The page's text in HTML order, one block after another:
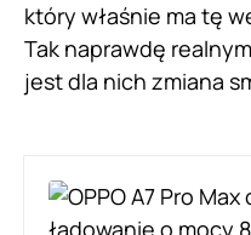
który właśnie ma tę
Tak naprawdę
jest dla nich zmiana